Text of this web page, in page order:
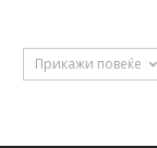
Прикажи повеќе